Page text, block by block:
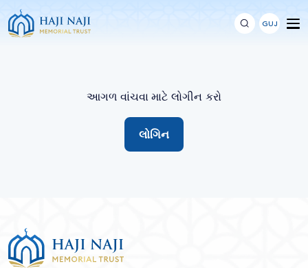
GUJ
આગળ વાંચવા માટે લોગીન કરો
લોગિન